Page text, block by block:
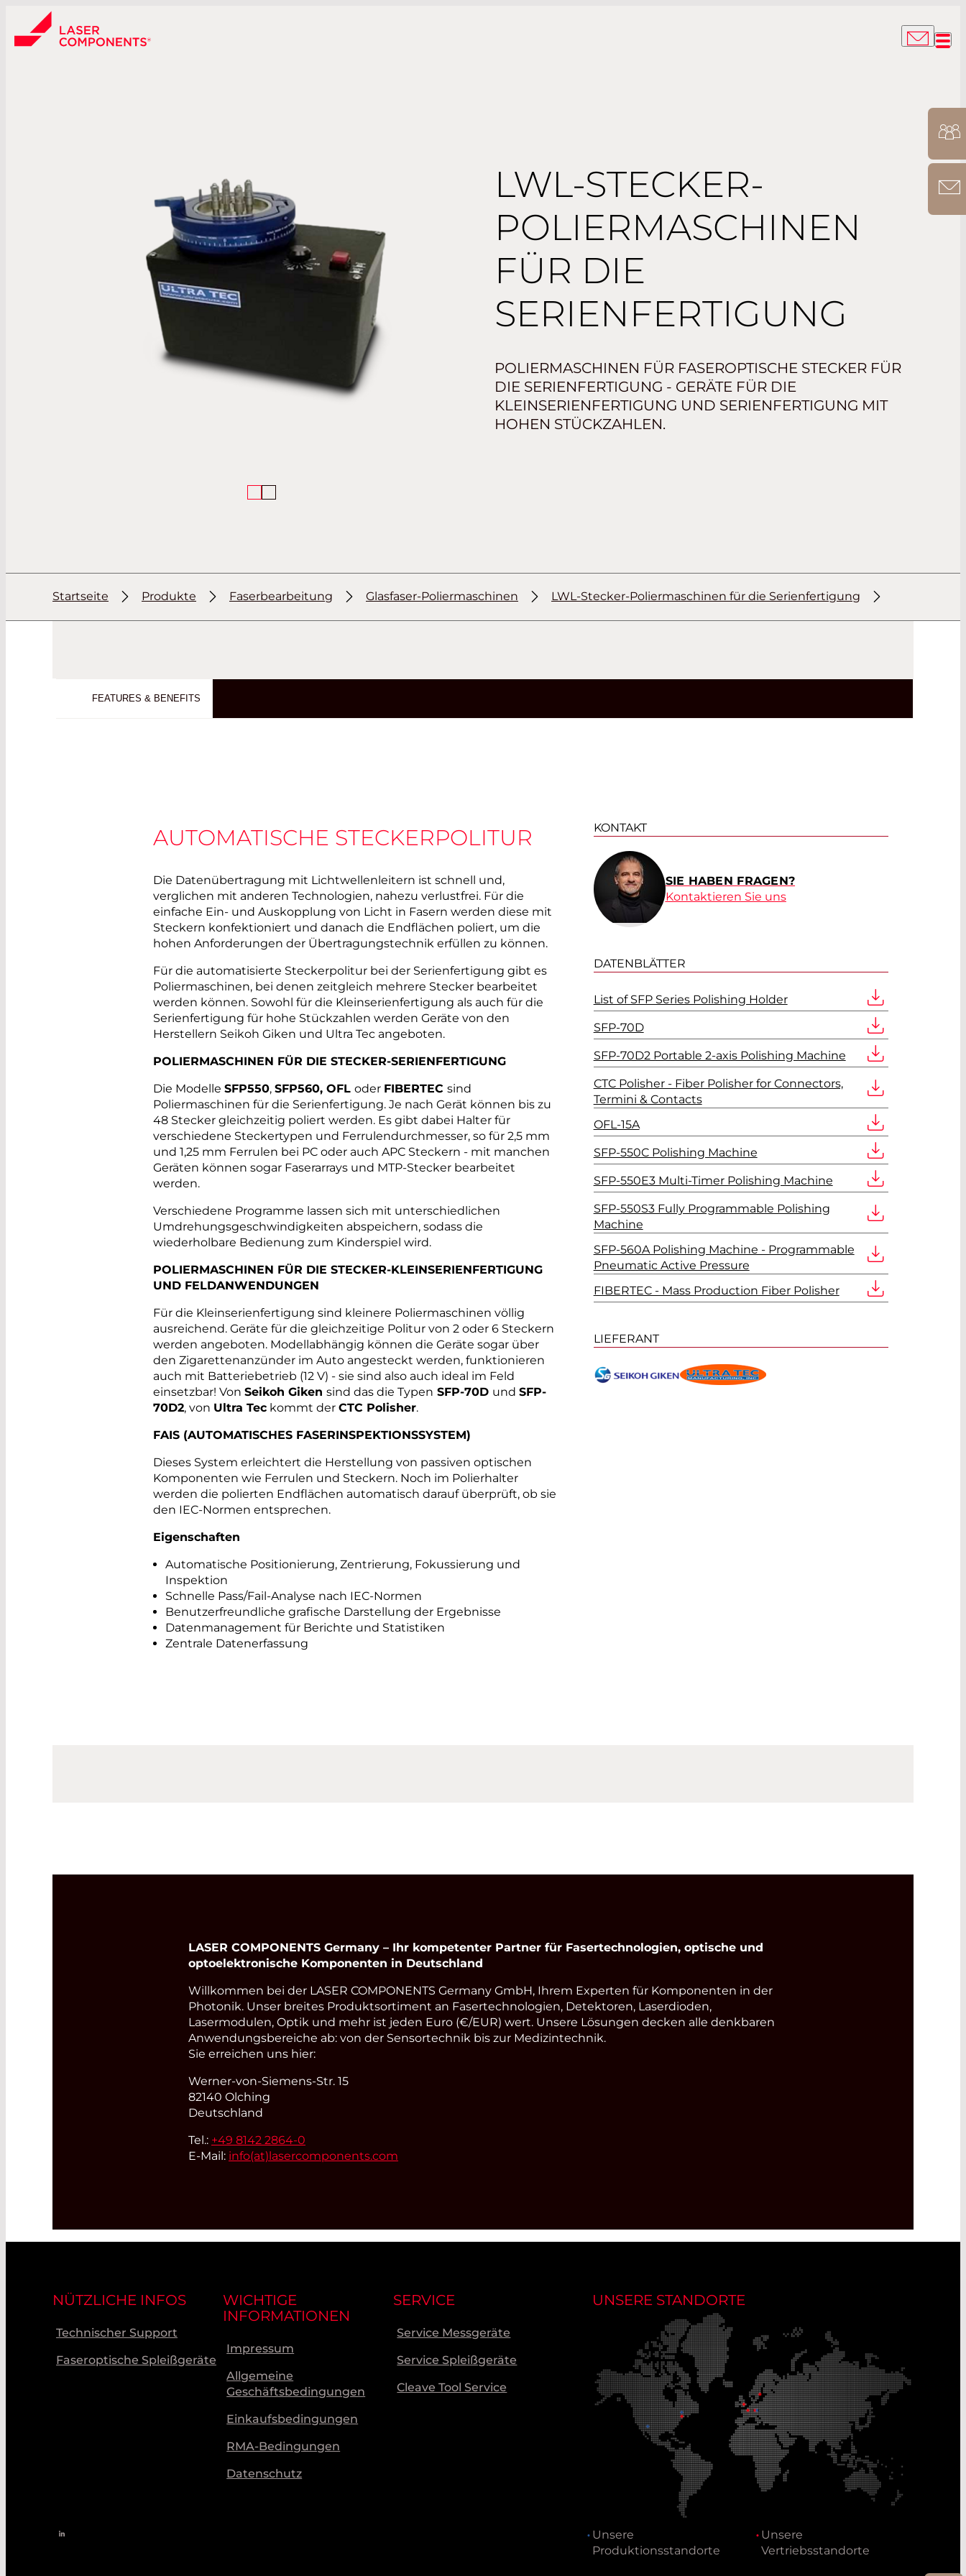
LWL-STECKER-
POLIERMASCHINEN
FÜR DIE
SERIENFERTIGUNG
POLIERMASCHINEN FÜR FASEROPTISCHE STECKER FÜR
DIE SERIENFERTIGUNG - GERÄTE FÜR DIE
KLEINSERIENFERTIGUNG UND SERIENFERTIGUNG MIT
HOHEN STÜCKZAHLEN.
Startseite Produkte Faserbearbeitung Glasfaser-Poliermaschinen LWL-Stecker-Poliermaschinen für die Serienfertigung
FEATURES & BENEFITS
AUTOMATISCHE STECKERPOLITUR
Die Datenübertragung mit Lichtwellenleitern ist schnell und,
verglichen mit anderen Technologien, nahezu verlustfrei. Für die
einfache Ein- und Auskopplung von Licht in Fasern werden diese mit
Steckern konfektioniert und danach die Endflächen poliert, um die
hohen Anforderungen der Übertragungstechnik erfüllen zu können.
Für die automatisierte Steckerpolitur bei der Serienfertigung gibt es
Poliermaschinen, bei denen zeitgleich mehrere Stecker bearbeitet
werden können. Sowohl für die Kleinserienfertigung als auch für die
Serienfertigung für hohe Stückzahlen werden Geräte von den
Herstellern Seikoh Giken und Ultra Tec angeboten.
POLIERMASCHINEN FÜR DIE STECKER-SERIENFERTIGUNG
Die Modelle SFP550, SFP560, OFL oder FIBERTEC sind
Poliermaschinen für die Serienfertigung. Je nach Gerät können bis zu
48 Stecker gleichzeitig poliert werden. Es gibt dabei Halter für
verschiedene Steckertypen und Ferrulendurchmesser, so für 2,5 mm
und 1,25 mm Ferrulen bei PC oder auch APC Steckern - mit manchen
Geräten können sogar Faserarrays und MTP-Stecker bearbeitet
werden.
Verschiedene Programme lassen sich mit unterschiedlichen
Umdrehungsgeschwindigkeiten abspeichern, sodass die
wiederholbare Bedienung zum Kinderspiel wird.
POLIERMASCHINEN FÜR DIE STECKER-KLEINSERIENFERTIGUNG
UND FELDANWENDUNGEN
Für die Kleinserienfertigung sind kleinere Poliermaschinen völlig
ausreichend. Geräte für die gleichzeitige Politur von 2 oder 6 Steckern
werden angeboten. Modellabhängig können die Geräte sogar über
den Zigarettenanzünder im Auto angesteckt werden, funktionieren
auch mit Batteriebetrieb (12 V) - sie sind also auch ideal im Feld
einsetzbar! Von Seikoh Giken sind das die Typen SFP-70D und SFP-
70D2, von Ultra Tec kommt der CTC Polisher.
FAIS (AUTOMATISCHES FASERINSPEKTIONSSYSTEM)
Dieses System erleichtert die Herstellung von passiven optischen
Komponenten wie Ferrulen und Steckern. Noch im Polierhalter
werden die polierten Endflächen automatisch darauf überprüft, ob sie
den IEC-Normen entsprechen.
Eigenschaften
Automatische Positionierung, Zentrierung, Fokussierung und
Inspektion
Schnelle Pass/Fail-Analyse nach IEC-Normen
Benutzerfreundliche grafische Darstellung der Ergebnisse
Datenmanagement für Berichte und Statistiken
Zentrale Datenerfassung
KONTAKT
SIE HABEN FRAGEN?
Kontaktieren Sie uns
DATENBLÄTTER
List of SFP Series Polishing Holder
SFP-70D
SFP-70D2 Portable 2-axis Polishing Machine
CTC Polisher - Fiber Polisher for Connectors,
Termini & Contacts
OFL-15A
SFP-550C Polishing Machine
SFP-550E3 Multi-Timer Polishing Machine
SFP-550S3 Fully Programmable Polishing
Machine
SFP-560A Polishing Machine - Programmable
Pneumatic Active Pressure
FIBERTEC - Mass Production Fiber Polisher
LIEFERANT
LASER COMPONENTS Germany – Ihr kompetenter Partner für Fasertechnologien, optische und
optoelektronische Komponenten in Deutschland
Willkommen bei der LASER COMPONENTS Germany GmbH, Ihrem Experten für Komponenten in der
Photonik. Unser breites Produktsortiment an Fasertechnologien, Detektoren, Laserdioden,
Lasermodulen, Optik und mehr ist jeden Euro (€/EUR) wert. Unsere Lösungen decken alle denkbaren
Anwendungsbereiche ab: von der Sensortechnik bis zur Medizintechnik.
Sie erreichen uns hier:
Werner-von-Siemens-Str. 15
82140 Olching
Deutschland
Tel.: +49 8142 2864-0
E-Mail: info(at) lasercomponents.com
NÜTZLICHE INFOS
Technischer Support
Faseroptische Spleißgeräte
WICHTIGE
INFORMATIONEN
Impressum
Allgemeine
Geschäftsbedingungen
Einkaufsbedingungen
RMA-Bedingungen
Datenschutz
SERVICE
Service Messgeräte
Service Spleißgeräte
Cleave Tool Service
UNSERE STANDORTE
Unsere
Produktionsstandorte
Unsere
Vertriebsstandorte